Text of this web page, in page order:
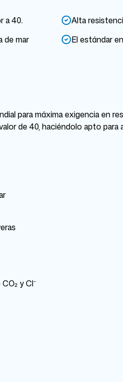
a 40.
de mar
Alta
El estándar
para máxima exigencia en
de 40, haciéndolo apto para
y Cl⁻